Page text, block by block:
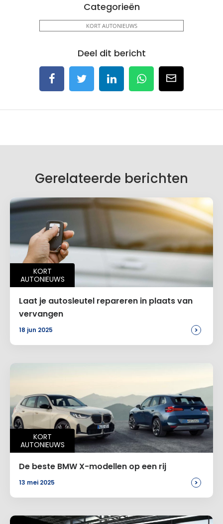
Categorieën
KORT AUTONIEUWS
Deel dit bericht
Gerelateerde berichten
KORT
AUTONIEUWS
Laat je autosleutel repareren in plaats van
vervangen
18 jun 2025 >
KORT
AUTONIEUWS
De beste BMW X-modellen op een rij
13 mei 2025 >